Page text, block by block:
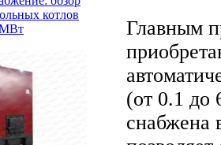
котлов
МВт
Главным
(от 0.1 до
снабжена